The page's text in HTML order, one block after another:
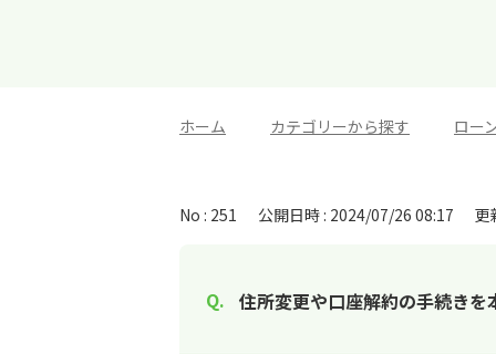
ホーム カテゴリーから探す ロー
No : 251 公開日時 : 2024/07/26 08:17 更
住所変更や口座解約の手続き